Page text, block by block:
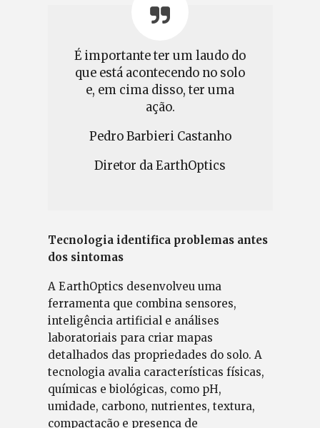
É importante ter um laudo do
que está acontecendo no solo
e, em cima disso, ter uma
ação.
Pedro Barbieri Castanho
Diretor da EarthOptics
Tecnologia identifica problemas antes
dos sintomas
A EarthOptics desenvolveu uma
ferramenta que combina sensores,
inteligência artificial e análises
laboratoriais para criar mapas
detalhados das propriedades do solo. A
tecnologia avalia características físicas,
químicas e biológicas, como pH,
umidade, carbono, nutrientes, textura,
compactação e presença de